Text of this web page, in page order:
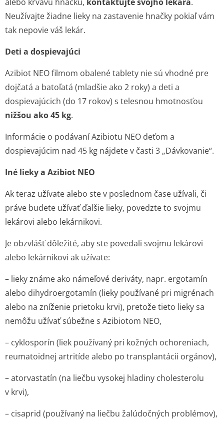
Neužívajte žiadne lieky na zastavenie hnačky pokiaľ vám
tak nepovie váš lekár.
Deti a dospievajúci
Azibiot NEO filmom obalené tablety nie sú vhodné pre
dojčatá a batoľatá (mladšie ako 2 roky) a deti a
dospievajúcich (do 17 rokov) s telesnou hmotnosťou
nižšou ako 45 kg.
Informácie o podávaní Azibiotu NEO deťom a
dospievajúcim nad 45 kg nájdete v časti 3 „Dávkovanie“.
Iné lieky a Azibiot NEO
Ak teraz užívate alebo ste v poslednom čase užívali, či
práve budete užívať ďalšie lieky, povedzte to svojmu
lekárovi alebo lekárnikovi.
Je obzvlášť dôležité, aby ste povedali svojmu lekárovi
alebo lekárnikovi ak užívate:
– lieky známe ako námeľové deriváty, napr. ergotamín
alebo dihydroergotamín (lieky používané pri migrénach
alebo na zníženie prietoku krvi), pretože tieto lieky sa
nemôžu užívať súbežne s Azibiotom NEO,
– cyklosporín (liek používaný pri kožných ochoreniach,
reumatoidnej artritíde alebo po transplantácii orgánov),
– atorvastatín (na liečbu vysokej hladiny cholesterolu
v krvi),
– cisaprid (používaný na liečbu žalúdočných problémov),